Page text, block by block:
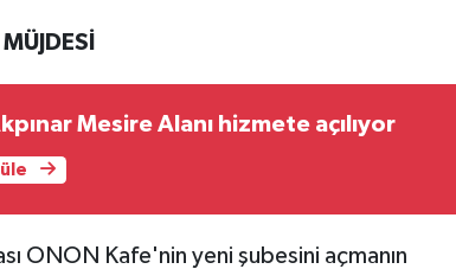
Mesire Alanı hizmete açılıyor
ONON Kafe'nin yeni şubesini açmanın